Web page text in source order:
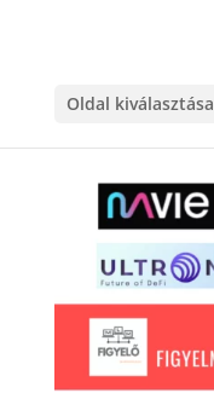
Oldal kiválasztása